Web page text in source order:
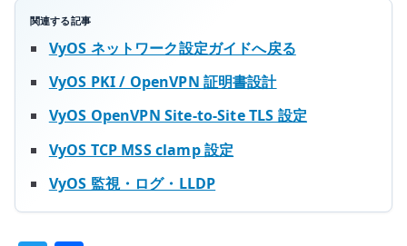
関連する記事
VyOS ネットワーク設定ガイドへ戻る
VyOS PKI / OpenVPN 証明書設計
VyOS OpenVPN Site-to-Site TLS 設定
VyOS TCP MSS clamp 設定
VyOS 監視・ログ・LLDP